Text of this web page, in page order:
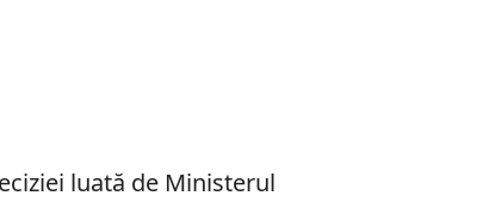
luată de Ministerul